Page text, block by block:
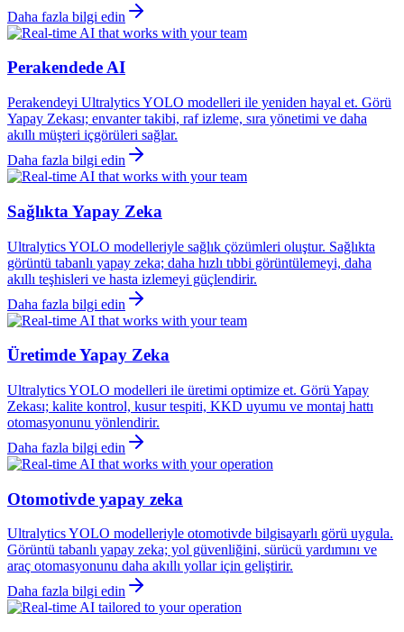
Daha fazla bilgi edin
Perakendede AI
Perakendeyi Ultralytics YOLO modelleri ile yeniden hayal et. Görü
Yapay Zekası; envanter takibi, raf izleme, sıra yönetimi ve daha
akıllı müşteri içgörüleri sağlar.
Daha fazla bilgi edin
Sağlıkta Yapay Zeka
Ultralytics YOLO modelleriyle sağlık çözümleri oluştur. Sağlıkta
görüntü tabanlı yapay zeka; daha hızlı tıbbi görüntülemeyi, daha
akıllı teşhisleri ve hasta izlemeyi güçlendirir.
Daha fazla bilgi edin
Üretimde Yapay Zeka
Ultralytics YOLO modelleri ile üretimi optimize et. Görü Yapay
Zekası; kalite kontrol, kusur tespiti, KKD uyumu ve montaj hattı
otomasyonunu yönlendirir.
Daha fazla bilgi edin
Otomotivde yapay zeka
Ultralytics YOLO modelleriyle otomotivde bilgisayarlı görü uygula.
Görüntü tabanlı yapay zeka; yol güvenliğini, sürücü yardımını ve
araç otomasyonunu daha akıllı yollar için geliştirir.
Daha fazla bilgi edin